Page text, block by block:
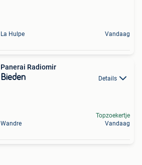
La Hulpe Vandaag
Panerai Radiomir
Bieden Details
Wandre
Topzoekertje
Vandaag